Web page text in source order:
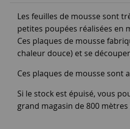
Les feuilles de mousse sont
petites poupées réalisées en
Ces plaques de mousse
chaleur douce) et se
Ces plaques de mousse sont
Si le stock est épuisé, vous
grand magasin de 800